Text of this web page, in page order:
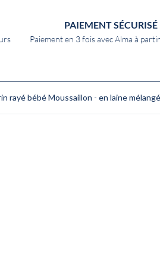
PAIEMENT SÉCURISÉ
Paiement en 3 fois avec Alma à
rayé bébé Moussaillon - en laine